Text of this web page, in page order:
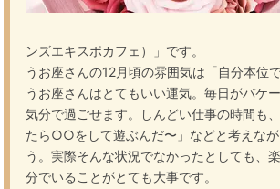
ンズエキスポカフェ）」です。
うお座さんの12月頃の雰囲気は「自分本位
うお座さんはとてもいい運気。毎日がバケ
気分で過ごせます。しんどい仕事の時間も
たら○○をして遊ぶんだ〜」などと考えなが
う。実際そんな状況でなかったとしても、
分でいることがとても大事です。